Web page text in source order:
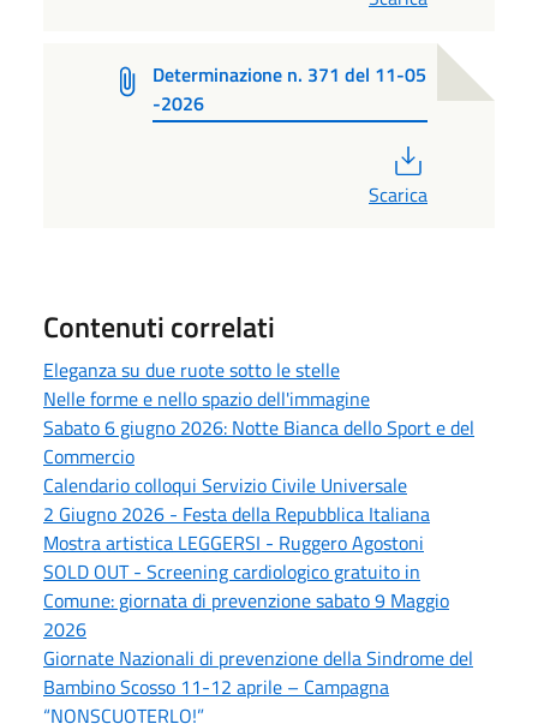
Determinazione n. 371 del 11-05
-2026
Scarica
Contenuti correlati
Eleganza su due ruote sotto le stelle
Nelle forme e nello spazio dell'immagine
Sabato 6 giugno 2026: Notte Bianca dello Sport e del
Commercio
Calendario colloqui Servizio Civile Universale
2 Giugno 2026 - Festa della Repubblica Italiana
Mostra artistica LEGGERSI - Ruggero Agostoni
SOLD OUT - Screening cardiologico gratuito in
Comune: giornata di prevenzione sabato 9 Maggio
2026
Giornate Nazionali di prevenzione della Sindrome del
Bambino Scosso 11-12 aprile – Campagna
“NONSCUOTERLO!”